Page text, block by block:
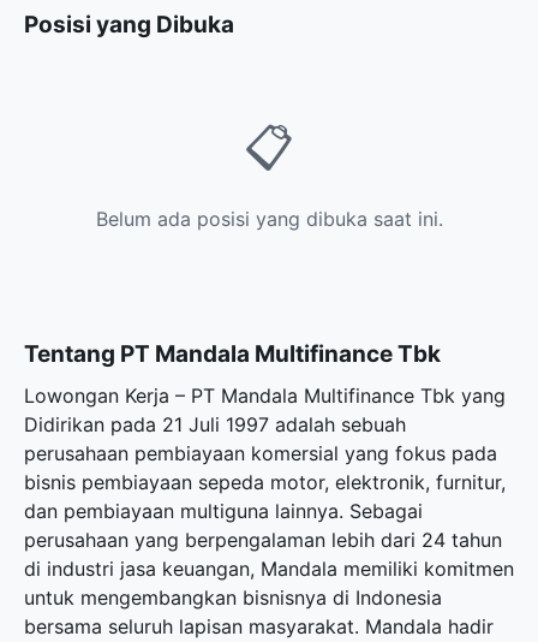
Posisi yang Dibuka
📋
Belum ada posisi yang dibuka saat ini.
Tentang PT Mandala Multifinance Tbk
Lowongan Kerja – PT Mandala Multifinance Tbk yang
Didirikan pada 21 Juli 1997 adalah sebuah
perusahaan pembiayaan komersial yang fokus pada
bisnis pembiayaan sepeda motor, elektronik, furnitur,
dan pembiayaan multiguna lainnya. Sebagai
perusahaan yang berpengalaman lebih dari 24 tahun
di industri jasa keuangan, Mandala memiliki komitmen
untuk mengembangkan bisnisnya di Indonesia
bersama seluruh lapisan masyarakat. Mandala hadir